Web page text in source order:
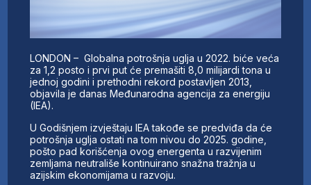
LONDON – Globalna potrošnja uglja u 2022. biće veća
za 1,2 posto i prvi put će premašiti 8,0 milijardi tona u
jednoj godini i prethodni rekord postavljen 2013,
objavila je danas Međunarodna agencija za energiju
(IEA).
U Godišnjem izvještaju IEA takođe se predviđa da će
potrošnja uglja ostati na tom nivou do 2025. godine,
pošto pad korišćenja ovog energenta u razvijenim
zemljama neutrališe kontinuirano snažna tražnja u
azijskim ekonomijama u razvoju.